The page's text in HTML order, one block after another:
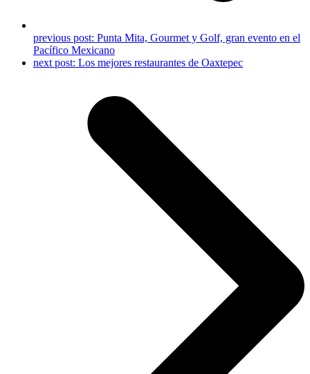
previous post: Punta Mita, Gourmet y Golf, gran evento en el
Pacífico Mexicano
next post: Los mejores restaurantes de Oaxtepec